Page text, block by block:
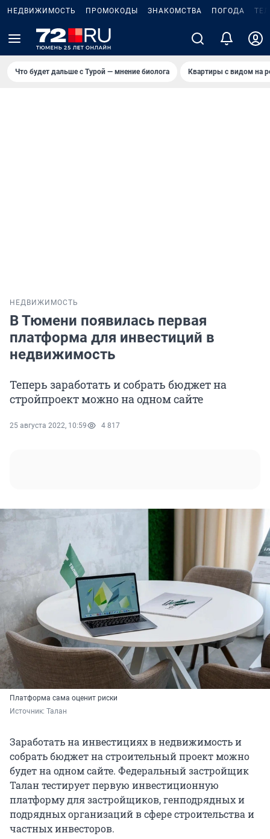
НЕДВИЖИМОСТЬ ПРОМОКОДЫ ЗНАКОМСТВА ПОГОДА
Что будет дальше с Турой — мнение биолога Квартиры с видом на
НЕДВИЖИМОСТЬ
В Тюмени появилась первая
платформа для инвестиций в
недвижимость
Теперь заработать и собрать бюджет на
стройпроект можно на одном сайте
25 августа 2022, 10:59 4 817
Платформа сама оценит риски
Источник: Талан
Заработать на инвестициях в недвижимость и
собрать бюджет на строительный проект можно
будет на одном сайте. Федеральный застройщик
Талан тестирует первую инвестиционную
платформу для застройщиков, генподрядных и
подрядных организаций в сфере строительства и
частных инвесторов.